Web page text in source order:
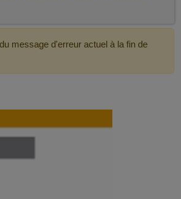
message d'erreur actuel à la fin de